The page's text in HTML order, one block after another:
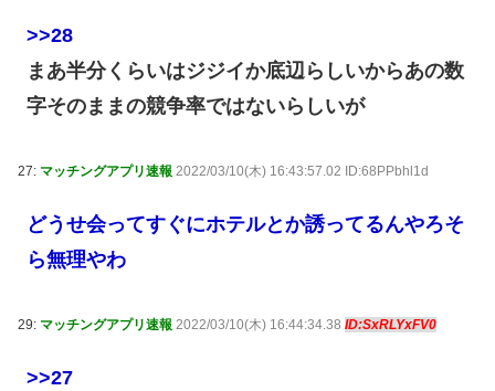
>>28
まあ半分くらいはジジイか底辺らしいからあの数
字そのままの競争率ではないらしいが
27: マッチングアプリ速報 2022/03/10(木) 16:43:57.02 ID:68PPbhl1d
どうせ会ってすぐにホテルとか誘ってるんやろそ
ら無理やわ
29: マッチングアプリ速報 2022/03/10(木) 16:44:34.38 ID:SxRLYxFV0
>>27